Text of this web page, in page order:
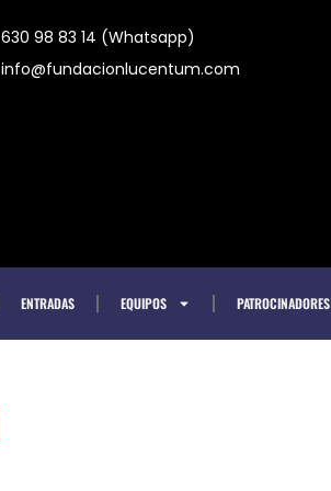
630 98 83 14 (Whatsapp)
info@fundacionlucentum.com
ENTRADAS EQUIPOS PATROCINADORES